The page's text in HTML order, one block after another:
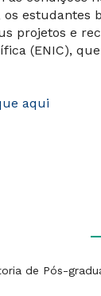
os
projetos e
(ENIC),
aqui
de Pós-